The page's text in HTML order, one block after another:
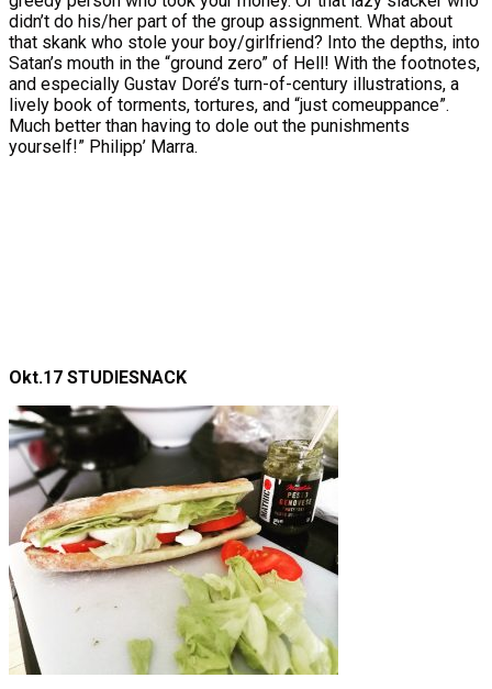
didn’t do his/her part of the group assignment. What about
that skank who stole your boy/girlfriend? Into the depths, into
Satan’s mouth in the “ground zero” of Hell! With the footnotes,
and especially Gustav Doré’s turn-of-century illustrations, a
lively book of torments, tortures, and “just comeuppance”.
Much better than having to dole out the punishments
yourself!” Philipp’ Marra.
Okt.17 STUDIESNACK